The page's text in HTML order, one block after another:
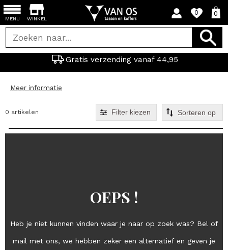
WINKEL
0 0
Gratis verzending vanaf 44,95
MENU
Meer informatie
0 artikelen Filter kiezen
OEPS !
Heb je niet kunnen vinden waar je naar op zoek was? Bel of
mail met ons, we hebben zeker een alternatief en geven je